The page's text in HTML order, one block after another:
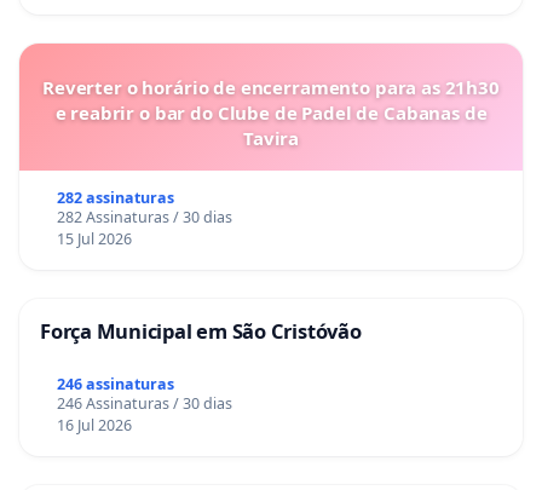
Reverter o horário de encerramento para as 21h30
e reabrir o bar do Clube de Padel de Cabanas de
Tavira
282 assinaturas
282 Assinaturas / 30 dias
15 Jul 2026
Força Municipal em São Cristóvão
246 assinaturas
246 Assinaturas / 30 dias
16 Jul 2026